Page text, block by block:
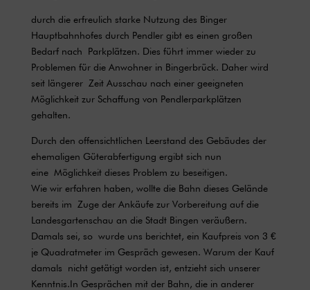
durch die erfreulich starke Nutzung des Binger
Hauptbahnhofes durch Pendler gibt es einen großen
Bedarf nach Parkplätzen. Dies führt immer wieder zu
Problemen für die Anwohner in Bingerbrück. Daher wird
seit längerer Zeit Ausschau nach einer geeigneten
Möglichkeit zur Schaffung von Pendlerparkplätzen
gehalten.
Durch den offensichtlichen Leerstand des Gebäudes der
ehemaligen Güterabfertigung ergibt sich nun
eine Möglichkeit dieses Problem zu beseitigen.
Wie wir erfahren haben, wollte die Bahn dieses Gelände
bereits im Zuge der Ankäufe zur Vorbereitung auf die
Landesgartenschau an die Stadt Bingen veräußern.
Damals sei, so wurde uns berichtet, ein Kaufpreis von 3 €
je Quadratmeter im Gespräch gewesen. Warum der Kauf
damals nicht getätigt worden ist, entzieht sich unserer
Kenntnis.In Gesprächen mit der Bahn, die in anderer